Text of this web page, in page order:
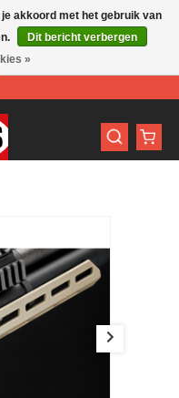
personeel aanwezig in de
akkoord met het gebruik van
Dit bericht verbergen
»